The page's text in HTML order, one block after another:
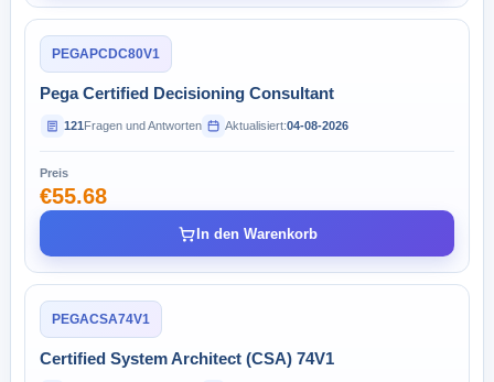
PEGAPCDC80V1
Pega Certified Decisioning Consultant
121Fragen und Antworten Aktualisiert:04-08-2026
Preis
€55.68
In den Warenkorb
PEGACSA74V1
Certified System Architect (CSA) 74V1